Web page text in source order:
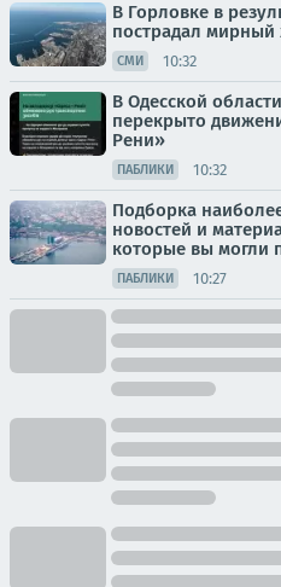
В Горловке в
пострадал мирный
СМИ 10:32
В Одесской
перекрыто
Рени»
ПАБЛИКИ 10:32
Подборка
новостей и
которые вы могли
ПАБЛИКИ 10:27